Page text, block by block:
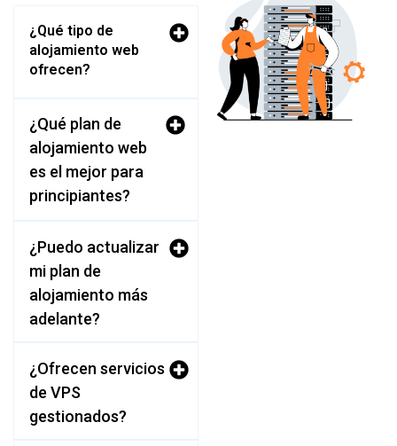
¿Qué tipo de
alojamiento web
ofrecen?
¿Qué plan de
alojamiento web
es el mejor para
principiantes?
¿Puedo actualizar
mi plan de
alojamiento más
adelante?
¿Ofrecen servicios
de VPS
gestionados?